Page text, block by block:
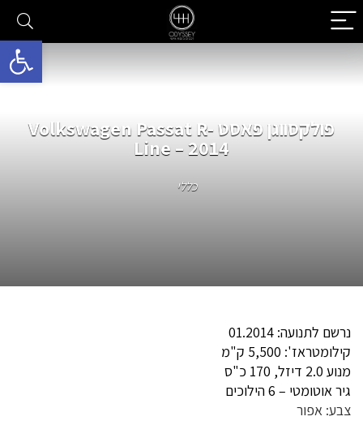
פתח
פולקסווגן פאסט Volkswagen Passat R-
Line – 2014
כללי
נרשם לתנועה: 01.2014
קילומטראז': 5,500 ק"מ
מנוע 2.0 דיזל, 170 כ"ס
גיר אוטומטי – 6 הילוכים
צבע: אפור